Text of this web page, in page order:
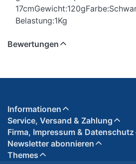
Belastung:1Kg
Bewertungen
Informationen
Service, Versand & Zahlung
Firma, Impressum & Datenschutz
Newsletter abonnieren
Themes